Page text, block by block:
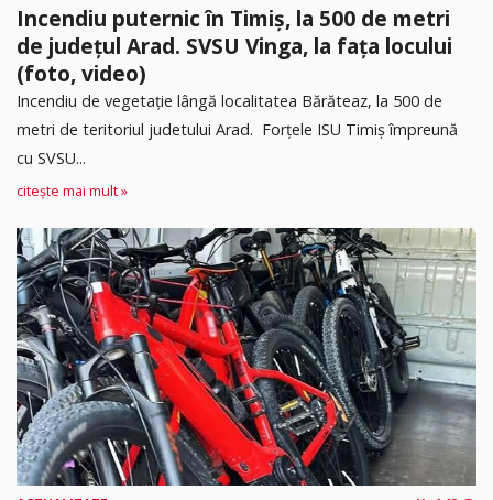
Incendiu puternic în Timiș, la 500 de metri
de județul Arad. SVSU Vinga, la fața locului
(foto, video)
Incendiu de vegetație lângă localitatea Bărăteaz, la 500 de
metri de teritoriul judetului Arad. Forțele ISU Timiș împreună
cu SVSU...
citește mai mult »